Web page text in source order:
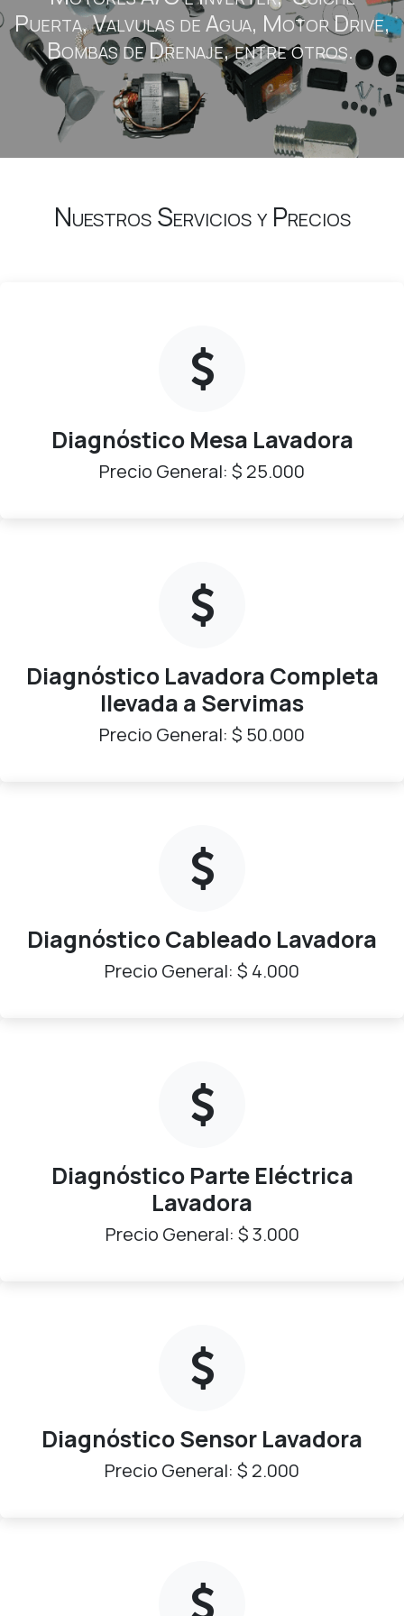
Puerta, Valvulas de Agua, Motor Drive,
Bombas de Drenaje, entre otros.
Nuestros Servicios y Precios
Diagnóstico Mesa Lavadora
Precio General: $ 25.000
Diagnóstico Lavadora Completa
llevada a Servimas
Precio General: $ 50.000
Diagnóstico Cableado Lavadora
Precio General: $ 4.000
Diagnóstico Parte Eléctrica
Lavadora
Precio General: $ 3.000
Diagnóstico Sensor Lavadora
Precio General: $ 2.000